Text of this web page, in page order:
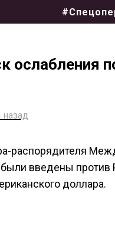
ослабления
назад
распорядителя
были введены
доллара.